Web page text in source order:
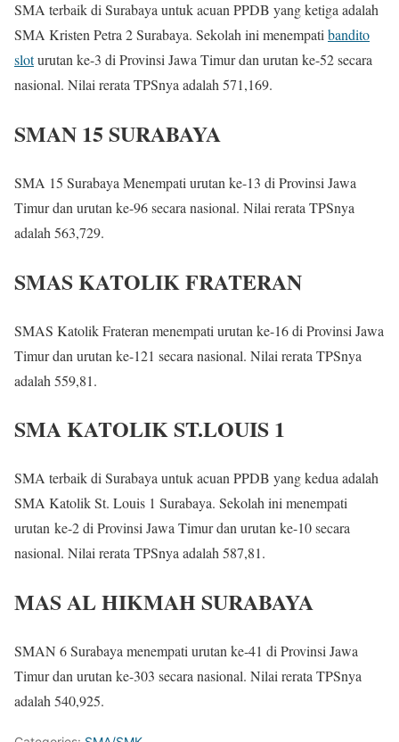
SMA terbaik di Surabaya untuk acuan PPDB yang ketiga adalah
SMA Kristen Petra 2 Surabaya. Sekolah ini menempati bandito
sloturutan ke-3 di Provinsi Jawa Timur dan urutan ke-52 secara
nasional. Nilai rerata TPSnya adalah 571,169.
SMAN 15 SURABAYA
SMA 15 Surabaya Menempati urutan ke-13 di Provinsi Jawa
Timur dan urutan ke-96 secara nasional. Nilai rerata TPSnya
adalah 563,729.
SMAS KATOLIK FRATERAN
SMAS Katolik Frateran menempati urutan ke-16 di Provinsi Jawa
Timur dan urutan ke-121 secara nasional. Nilai rerata TPSnya
adalah 559,81.
SMA KATOLIK ST.LOUIS 1
SMA terbaik di Surabaya untuk acuan PPDB yang kedua adalah
SMA Katolik St. Louis 1 Surabaya. Sekolah ini menempati
urutan ke-2 di Provinsi Jawa Timur dan urutan ke-10 secara
nasional. Nilai rerata TPSnya adalah 587,81.
MAS AL HIKMAH SURABAYA
SMAN 6 Surabaya menempati urutan ke-41 di Provinsi Jawa
Timur dan urutan ke-303 secara nasional. Nilai rerata TPSnya
adalah 540,925.